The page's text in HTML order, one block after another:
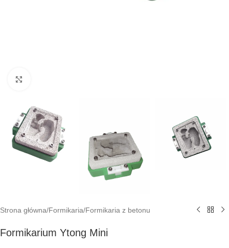
Strona główna/Formikaria/Formikaria z betonu
Formikarium Ytong Mini